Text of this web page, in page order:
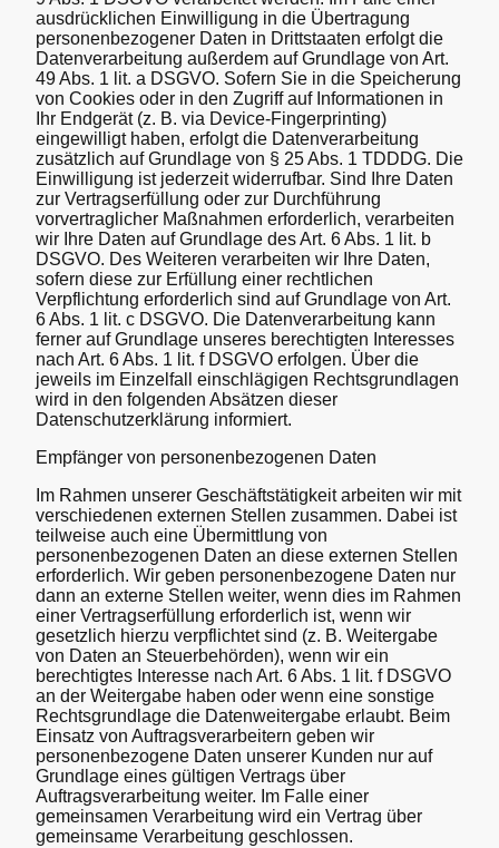
ausdrücklichen Einwilligung in die Übertragung
personenbezogener Daten in Drittstaaten erfolgt die
Datenverarbeitung außerdem auf Grundlage von Art.
49 Abs. 1 lit. a DSGVO. Sofern Sie in die Speicherung
von Cookies oder in den Zugriff auf Informationen in
Ihr Endgerät (z. B. via Device-Fingerprinting)
eingewilligt haben, erfolgt die Datenverarbeitung
zusätzlich auf Grundlage von § 25 Abs. 1 TDDDG. Die
Einwilligung ist jederzeit widerrufbar. Sind Ihre Daten
zur Vertragserfüllung oder zur Durchführung
vorvertraglicher Maßnahmen erforderlich, verarbeiten
wir Ihre Daten auf Grundlage des Art. 6 Abs. 1 lit. b
DSGVO. Des Weiteren verarbeiten wir Ihre Daten,
sofern diese zur Erfüllung einer rechtlichen
Verpflichtung erforderlich sind auf Grundlage von Art.
6 Abs. 1 lit. c DSGVO. Die Datenverarbeitung kann
ferner auf Grundlage unseres berechtigten Interesses
nach Art. 6 Abs. 1 lit. f DSGVO erfolgen. Über die
jeweils im Einzelfall einschlägigen Rechtsgrundlagen
wird in den folgenden Absätzen dieser
Datenschutzerklärung informiert.
Empfänger von personenbezogenen Daten
Im Rahmen unserer Geschäftstätigkeit arbeiten wir mit
verschiedenen externen Stellen zusammen. Dabei ist
teilweise auch eine Übermittlung von
personenbezogenen Daten an diese externen Stellen
erforderlich. Wir geben personenbezogene Daten nur
dann an externe Stellen weiter, wenn dies im Rahmen
einer Vertragserfüllung erforderlich ist, wenn wir
gesetzlich hierzu verpflichtet sind (z. B. Weitergabe
von Daten an Steuerbehörden), wenn wir ein
berechtigtes Interesse nach Art. 6 Abs. 1 lit. f DSGVO
an der Weitergabe haben oder wenn eine sonstige
Rechtsgrundlage die Datenweitergabe erlaubt. Beim
Einsatz von Auftragsverarbeitern geben wir
personenbezogene Daten unserer Kunden nur auf
Grundlage eines gültigen Vertrags über
Auftragsverarbeitung weiter. Im Falle einer
gemeinsamen Verarbeitung wird ein Vertrag über
gemeinsame Verarbeitung geschlossen.